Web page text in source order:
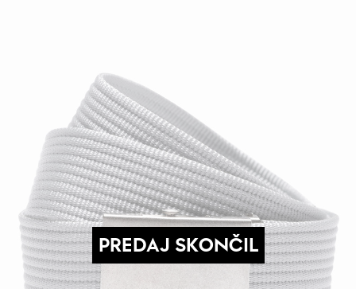
PREDAJ SKONČIL